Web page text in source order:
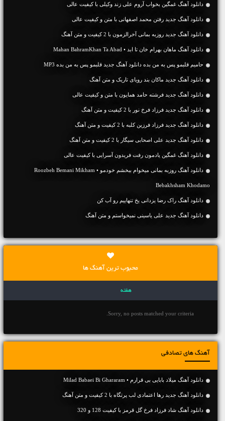
دانلود آهنگ غمگین بخواب آروم علی زند وکیلی با کیفیت عالی
دانلود آهنگ جديد رفتن محمد اصفهانی با متن و کیفیت عالی
دانلود آهنگ جديد روزبه بمانی آخرالزمون با 2 کیفیت و متن آهنگ
دانلود آهنگ ماهان بهرام خان تا ابد • Mahan BahramKhan Ta Abad
حامیم قلبمو پس به من بده دانلود آهنگ جدید قلبمو پس به من بده MP3
دانلود آهنگ جديد ماکان بند رویای تاریک و متن آهنگ
دانلود آهنگ جديد فرشته حامد همایون با متن و کیفیت عالی
دانلود آهنگ جديد فرزاد فرخ نور با 2 کیفیت و متن آهنگ
دانلود آهنگ جديد فرزاد فرزین کلبه با 2 کیفیت و متن آهنگ
دانلود آهنگ جديد علی اصحابی سیگار با 2 کیفیت و متن آهنگ
دانلود آهنگ غمگین یادمون رفت فریدون آسرایی با کیفیت عالی
دانلود آهنگ روزبه بمانی میخوام ببخشم خودمو • Roozbeh Bemani Mikham
Bebakhsham Khodamo
دانلود آهنگ راک رضا یزدانی یخ تنهاییم رو آب کن
دانلود آهنگ جديد علی یاسینی نمیخواستم و متن آهنگ
محبوب ترین آهنگ ها
هفته
Sorry, no posts matched your criteria.
آهنگ های تصادفی
دانلود آهنگ میلاد بابایی بی قرارم • Milad Babaei Bi Ghararam
دانلود آهنگ جديد رها اعتمادی لب پرتگاه با 2 کیفیت و متن آهنگ
دانلود آهنگ شاد فرزاد فرخ گل قرمز با کیفیت 128 و 320